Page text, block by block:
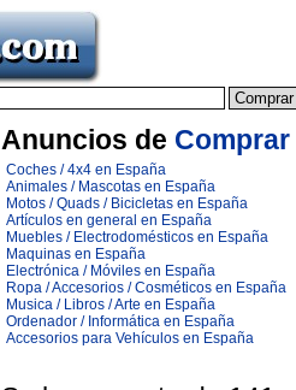
Anuncios de Comprar
Coches / 4x4 en España
Animales / Mascotas en España
Motos / Quads / Bicicletas en España
Artículos en general en España
Muebles / Electrodomésticos en España
Maquinas en España
Electrónica / Móviles en España
Ropa / Accesorios / Cosméticos en España
Musica / Libros / Arte en España
Ordenador / Informática en España
Accesorios para Vehículos en España